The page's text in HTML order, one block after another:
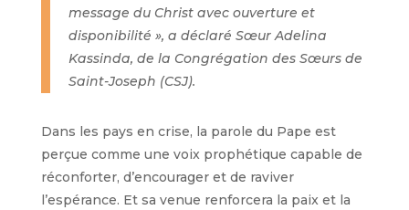
message du Christ avec ouverture et
disponibilité », a déclaré Sœur Adelina
Kassinda, de la Congrégation des Sœurs de
Saint-Joseph (CSJ).
Dans les pays en crise, la parole du Pape est
perçue comme une voix prophétique capable de
réconforter, d’encourager et de raviver
l’espérance. Et sa venue renforcera la paix et la